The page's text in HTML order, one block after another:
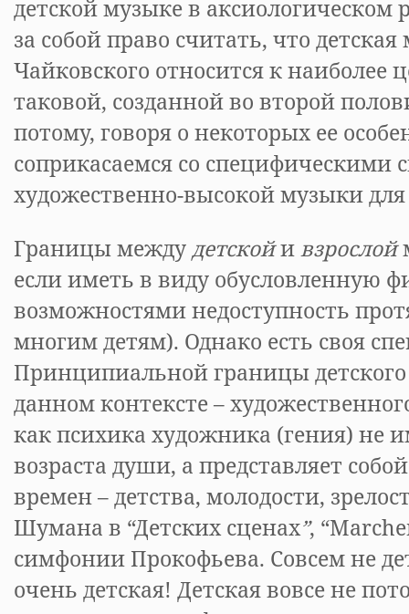
детской музыке в аксиологическом
за собой право считать, что
Чайковского относится к наиболее
таковой, созданной во второй
потому, говоря о некоторых ее
соприкасаемся со специфическими
художественно-высокой музыки
Границы междудетскойивзрослой
если иметь в виду обусловленную
возможностями недоступность
многим детям). Однако есть своя
Принципиальной границы детского
данном контексте –
как психика художника (гения) не
возраста души, а представляет
времен – детства, молодости,
Шумана в “Детских сценах”,
симфонии Прокофьева. Совсем не
очень детская! Детская вовсе не